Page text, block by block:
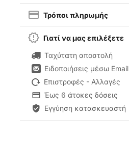
Τρόποι πληρωμής
Γιατί να μας επιλέξετε
Ταχύτατη αποστολή
Ειδοποιήσεις μέσω Email
Επιστροφές - Αλλαγές
Έως 6 άτοκες δόσεις
Εγγύηση κατασκευαστή